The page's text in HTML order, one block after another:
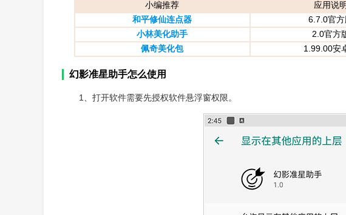
小编推荐
应用说明
和平修仙连点器
6.7.0官方
小林美化助手
2.0官方
佩奇美化包
1.99.00安
幻影准星助手怎么使用
1、打开软件需要先授权软件悬浮窗权限。